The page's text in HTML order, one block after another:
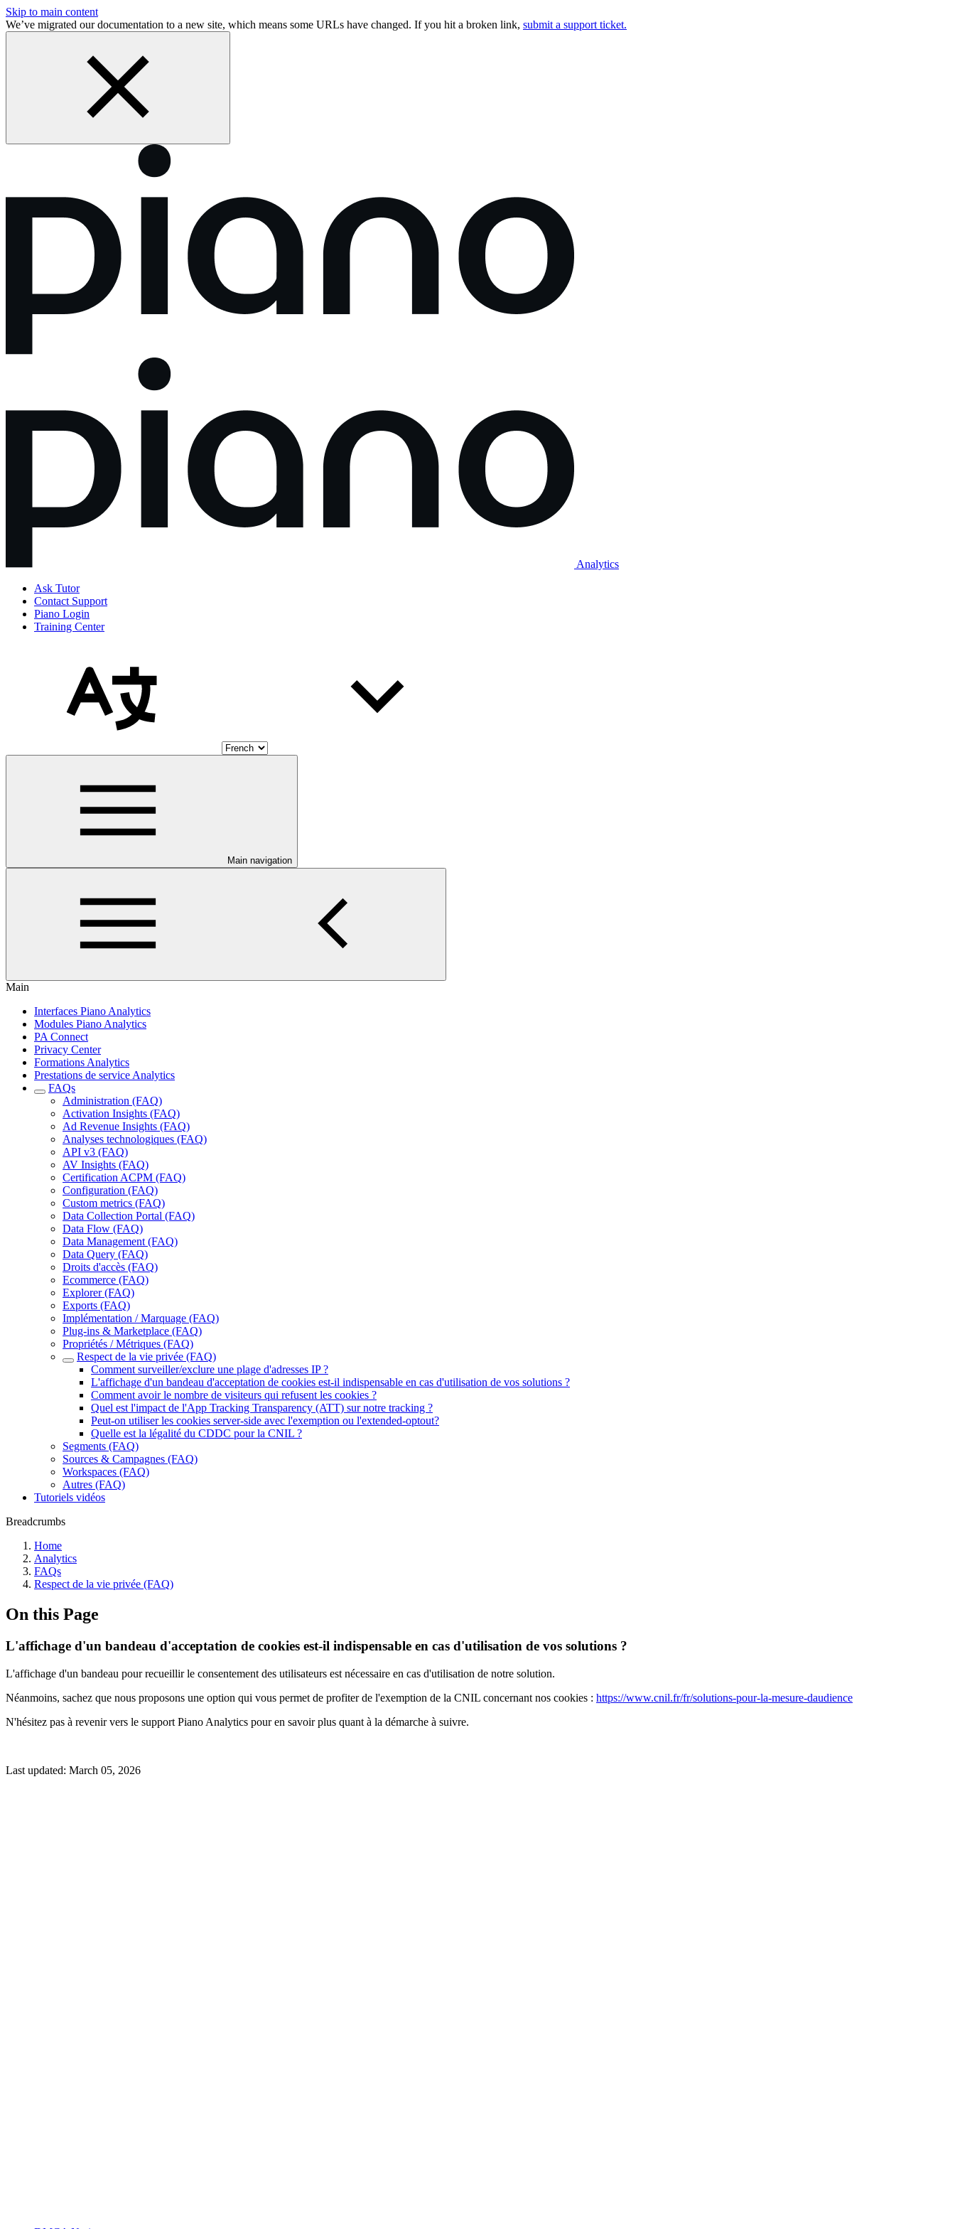
Skip to main content
We’ve migrated our documentation to a new site, which means some URLs have changed. If you hit a broken link, submit a support ticket.
Analytics
Ask Tutor
Contact Support
Piano Login
Training Center
Main navigation
Main
Interfaces Piano Analytics
Modules Piano Analytics
PA Connect
Privacy Center
Formations Analytics
Prestations de service Analytics
FAQs
Administration (FAQ)
Activation Insights (FAQ)
Ad Revenue Insights (FAQ)
Analyses technologiques (FAQ)
API v3 (FAQ)
AV Insights (FAQ)
Certification ACPM (FAQ)
Configuration (FAQ)
Custom metrics (FAQ)
Data Collection Portal (FAQ)
Data Flow (FAQ)
Data Management (FAQ)
Data Query (FAQ)
Droits d'accès (FAQ)
Ecommerce (FAQ)
Explorer (FAQ)
Exports (FAQ)
Implémentation / Marquage (FAQ)
Plug-ins & Marketplace (FAQ)
Propriétés / Métriques (FAQ)
Respect de la vie privée (FAQ)
Comment surveiller/exclure une plage d'adresses IP ?
L'affichage d'un bandeau d'acceptation de cookies est-il indispensable en cas d'utilisation de vos solutions ?
Comment avoir le nombre de visiteurs qui refusent les cookies ?
Quel est l'impact de l'App Tracking Transparency (ATT) sur notre tracking ?
Peut-on utiliser les cookies server-side avec l'exemption ou l'extended-optout?
Quelle est la légalité du CDDC pour la CNIL ?
Segments (FAQ)
Sources & Campagnes (FAQ)
Workspaces (FAQ)
Autres (FAQ)
Tutoriels vidéos
Breadcrumbs
Home
Analytics
FAQs
Respect de la vie privée (FAQ)
On this Page
L'affichage d'un bandeau d'acceptation de cookies est-il indispensable en cas d'utilisation de vos solutions ?
L'affichage d'un bandeau pour recueillir le consentement des utilisateurs est nécessaire en cas d'utilisation de notre solution.
Néanmoins, sachez que nous proposons une option qui vous permet de profiter de l'exemption de la CNIL concernant nos cookies : https://www.cnil.fr/fr/solutions-pour-la-mesure-daudience
N'hésitez pas à revenir vers le support Piano Analytics pour en savoir plus quant à la démarche à suivre.
Last updated: March 05, 2026